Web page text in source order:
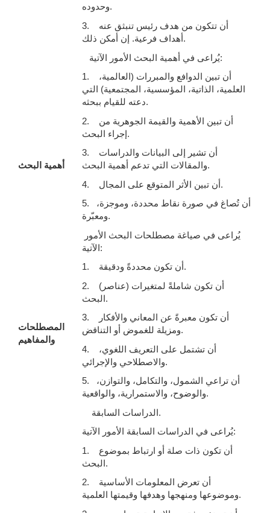
وحدوده.
3. أن تتكون من هدف رئيس تنبثق عنه
أهداف فرعية. إن أمكن ذلك.
أهمية البحث
يُراعى في أهمية البحث الأمور الآتية:
1. أن تبين الدوافع والمبررات (العالمية،
العلمية، الذاتية، المؤسسية، المجتمعية) التي
دعته للقيام ببحثه.
2. أن تبين الأهمية والقيمة الجوهرية من
إجراء البحث.
3. أن تشير إلى البيانات والدراسات
والمقالات التي تدعم أهمية البحث.
4. أن تبين الأثر المتوقع على المجال.
5. أن تُصاغ في صورة نقاط محددة، وموجزة،
ومعبّرة.
المصطلحات
والمفاهيم
الآتية:
1. أن تكون محددةً ودقيقة.
2. أن تكون شاملةً لمتغيرات (عناصر)
البحث.
3. أن تكون معبرةً عن المعاني والأفكار
ومزيلة للغموض أو التناقض.
4. أن تشتمل على التعريف اللغوي،
والاصطلاحي والإجرائي.
5. أن تراعي الشمول، والتكامل، والتوازن،
والوضوح، والاستمرارية، والواقعية.
الدراسات السابقة.
يُراعى في الدراسات السابقة الأمور الآتية:
1. أن تكون ذات صلة أو ارتباط بموضوع
البحث.
2. أن تعرض المعلومات الأساسية
وموضوعها ومنهجها وهدفها وقيمتها العلمية.